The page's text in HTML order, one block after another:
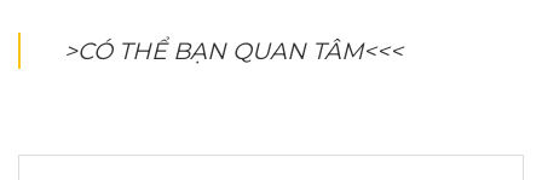
>CÓ THỂ BẠN QUAN TÂM<<<